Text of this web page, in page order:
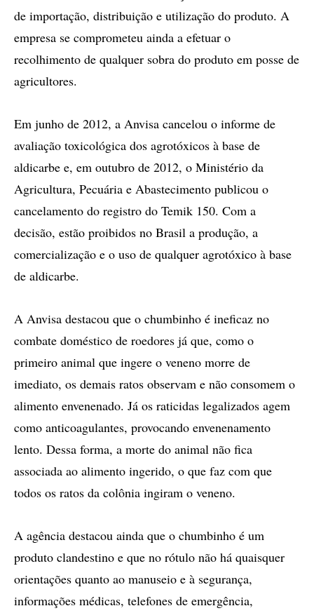
de importação, distribuição e utilização do produto. A
empresa se comprometeu ainda a efetuar o
recolhimento de qualquer sobra do produto em posse de
agricultores.
Em junho de 2012, a Anvisa cancelou o informe de
avaliação toxicológica dos agrotóxicos à base de
aldicarbe e, em outubro de 2012, o Ministério da
Agricultura, Pecuária e Abastecimento publicou o
cancelamento do registro do Temik 150. Com a
decisão, estão proibidos no Brasil a produção, a
comercialização e o uso de qualquer agrotóxico à base
de aldicarbe.
A Anvisa destacou que o chumbinho é ineficaz no
combate doméstico de roedores já que, como o
primeiro animal que ingere o veneno morre de
imediato, os demais ratos observam e não consomem o
alimento envenenado. Já os raticidas legalizados agem
como anticoagulantes, provocando envenenamento
lento. Dessa forma, a morte do animal não fica
associada ao alimento ingerido, o que faz com que
todos os ratos da colônia ingiram o veneno.
A agência destacou ainda que o chumbinho é um
produto clandestino e que no rótulo não há quaisquer
orientações quanto ao manuseio e à segurança,
informações médicas, telefones de emergência,